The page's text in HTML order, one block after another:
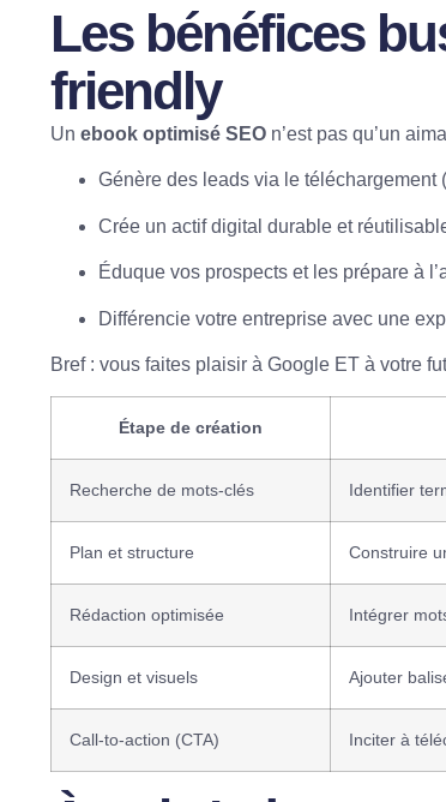
Les bénéfices
friendly
Un ebook optimisé SEO n’est pas qu’un
Génère des leads via le téléchargement
Crée un actif digital durable et
Éduque vos prospects et les prépare à
Différencie votre entreprise avec une
Bref : vous faites plaisir à Google ET à votre
Étape de création
Recherche de mots-clés Identifier
Plan et structure Construire
Rédaction optimisée Intégrer
Design et visuels Ajouter
Call-to-action (CTA) Inciter à